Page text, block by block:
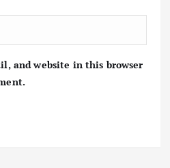
and website in this browser